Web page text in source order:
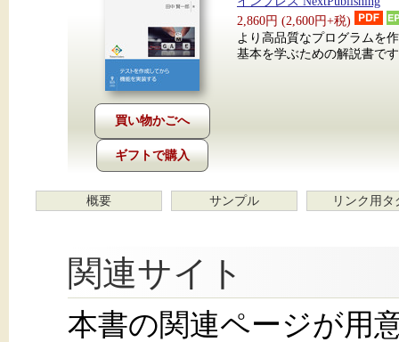
ギフトで購入
2,860円 (2,600円+税)
より高品質なプログラムを
基本を学ぶための解説書で
概要 サンプル リンク用タ
関連サイト
本書の関連ページが用